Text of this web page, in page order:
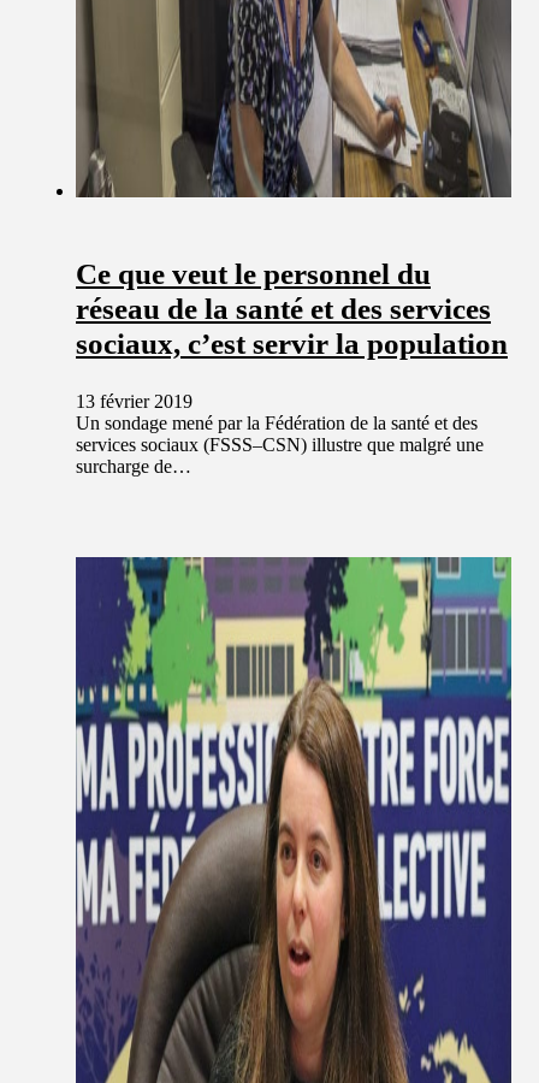
Ce que veut le personnel du
réseau de la santé et des services
sociaux, c’est servir la population
13 février 2019
Un sondage mené par la Fédération de la santé et des
services sociaux (FSSS–CSN) illustre que malgré une
surcharge de…